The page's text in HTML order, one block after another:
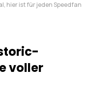
hier ist für jeden Speedfan
voller